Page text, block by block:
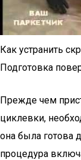
Как устранить
Подготовка
Прежде чем
циклевки,
она была готова
процедура